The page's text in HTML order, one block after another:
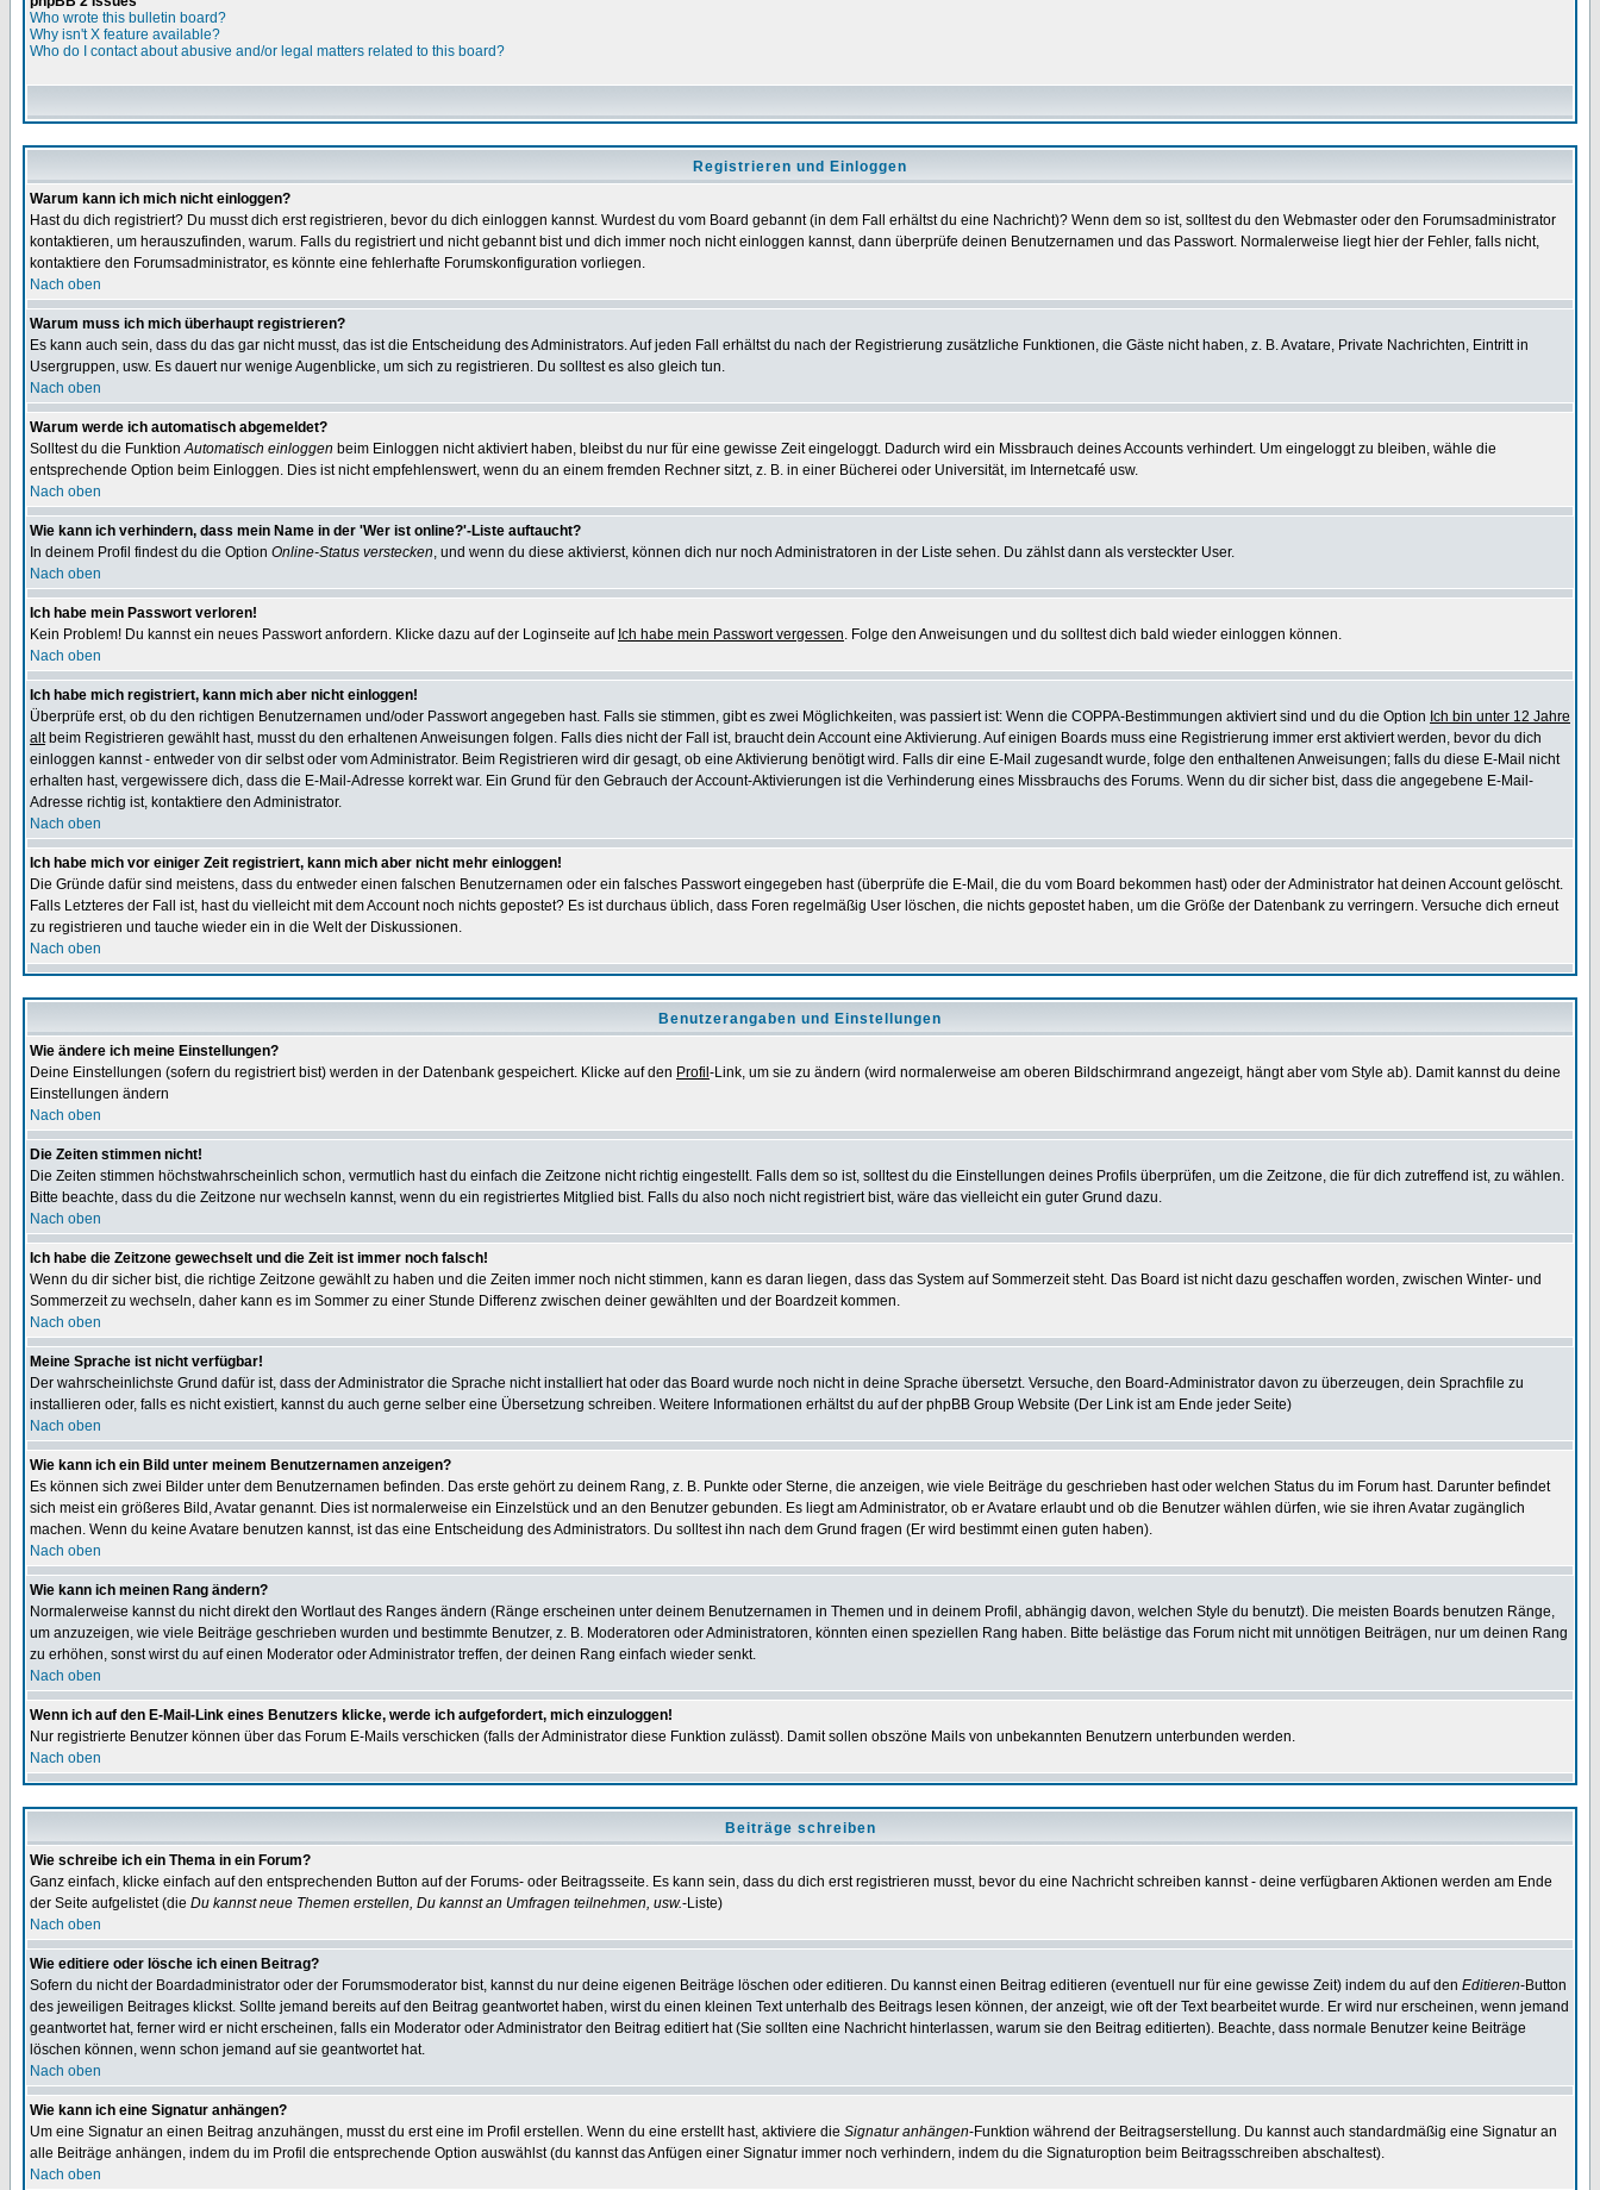
Who wrote this bulletin board?
Why isn't X feature available?
Who do I contact about abusive and/or legal matters related to this board?
Registrieren und Einloggen
Warum kann ich mich nicht einloggen?
Hast du dich registriert? Du musst dich erst registrieren, bevor du dich einloggen kannst. Wurdest du vom Board gebannt (in dem Fall erhältst du eine Nachricht)? Wenn dem so ist, solltest du den Webmaster oder den Forumsadministrator
kontaktieren, um herauszufinden, warum. Falls du registriert und nicht gebannt bist und dich immer noch nicht einloggen kannst, dann überprüfe deinen Benutzernamen und das Passwort. Normalerweise liegt hier der Fehler, falls nicht,
kontaktiere den Forumsadministrator, es könnte eine fehlerhafte Forumskonfiguration vorliegen.
Nach oben
Warum muss ich mich überhaupt registrieren?
Es kann auch sein, dass du das gar nicht musst, das ist die Entscheidung des Administrators. Auf jeden Fall erhältst du nach der Registrierung zusätzliche Funktionen, die Gäste nicht haben, z. B. Avatare, Private Nachrichten, Eintritt in
Usergruppen, usw. Es dauert nur wenige Augenblicke, um sich zu registrieren. Du solltest es also gleich tun.
Nach oben
Warum werde ich automatisch abgemeldet?
Solltest du die FunktionAutomatisch einloggen beim Einloggen nicht aktiviert haben, bleibst du nur für eine gewisse Zeit eingeloggt. Dadurch wird ein Missbrauch deines Accounts verhindert. Um eingeloggt zu bleiben, wähle die
entsprechende Option beim Einloggen. Dies ist nicht empfehlenswert, wenn du an einem fremden Rechner sitzt, z. B. in einer Bücherei oder Universität, im Internetcafé usw.
Nach oben
Wie kann ich verhindern, dass mein Name in der 'Wer ist online?'-Liste auftaucht?
In deinem Profil findest du die Option Online-Status verstecken, und wenn du diese aktivierst, können dich nur noch Administratoren in der Liste sehen. Du zählst dann als versteckter User.
Nach oben
Ich habe mein Passwort verloren!
Kein Problem! Du kannst ein neues Passwort anfordern. Klicke dazu auf der Loginseite auf Ich habe mein Passwort vergessen. Folge den Anweisungen und du solltest dich bald wieder einloggen können.
Nach oben
Ich habe mich registriert, kann mich aber nicht einloggen!
Überprüfe erst, ob du den richtigen Benutzernamen und/oder Passwort angegeben hast. Falls sie stimmen, gibt es zwei Möglichkeiten, was passiert ist: Wenn die COPPA-Bestimmungen aktiviert sind und du die Option Ich bin unter 12 Jahre
altbeim Registrieren gewählt hast, musst du den erhaltenen Anweisungen folgen. Falls dies nicht der Fall ist, braucht dein Account eine Aktivierung. Auf einigen Boards muss eine Registrierung immer erst aktiviert werden, bevor du dich
einloggen kannst - entweder von dir selbst oder vom Administrator. Beim Registrieren wird dir gesagt, ob eine Aktivierung benötigt wird. Falls dir eine E-Mail zugesandt wurde, folge den enthaltenen Anweisungen; falls du diese E-Mail nicht
erhalten hast, vergewissere dich, dass die E-Mail-Adresse korrekt war. Ein Grund für den Gebrauch der Account-Aktivierungen ist die Verhinderung eines Missbrauchs des Forums. Wenn du dir sicher bist, dass die angegebene E-Mail-
Adresse richtig ist, kontaktiere den Administrator.
Nach oben
Ich habe mich vor einiger Zeit registriert, kann mich aber nicht mehr einloggen!
Die Gründe dafür sind meistens, dass du entweder einen falschen Benutzernamen oder ein falsches Passwort eingegeben hast (überprüfe die E-Mail, die du vom Board bekommen hast) oder der Administrator hat deinen Account gelöscht.
Falls Letzteres der Fall ist, hast du vielleicht mit dem Account noch nichts gepostet? Es ist durchaus üblich, dass Foren regelmäßig User löschen, die nichts gepostet haben, um die Größe der Datenbank zu verringern. Versuche dich erneut
zu registrieren und tauche wieder ein in die Welt der Diskussionen.
Nach oben
Benutzerangaben und Einstellungen
Wie ändere ich meine Einstellungen?
Deine Einstellungen (sofern du registriert bist) werden in der Datenbank gespeichert. Klicke auf den Profil -Link, um sie zu ändern (wird normalerweise am oberen Bildschirmrand angezeigt, hängt aber vom Style ab). Damit kannst du deine
Einstellungen ändern
Nach oben
Die Zeiten stimmen nicht!
Die Zeiten stimmen höchstwahrscheinlich schon, vermutlich hast du einfach die Zeitzone nicht richtig eingestellt. Falls dem so ist, solltest du die Einstellungen deines Profils überprüfen, um die Zeitzone, die für dich zutreffend ist, zu wählen.
Bitte beachte, dass du die Zeitzone nur wechseln kannst, wenn du ein registriertes Mitglied bist. Falls du also noch nicht registriert bist, wäre das vielleicht ein guter Grund dazu.
Nach oben
Ich habe die Zeitzone gewechselt und die Zeit ist immer noch falsch!
Wenn du dir sicher bist, die richtige Zeitzone gewählt zu haben und die Zeiten immer noch nicht stimmen, kann es daran liegen, dass das System auf Sommerzeit steht. Das Board ist nicht dazu geschaffen worden, zwischen Winter- und
Sommerzeit zu wechseln, daher kann es im Sommer zu einer Stunde Differenz zwischen deiner gewählten und der Boardzeit kommen.
Nach oben
Meine Sprache ist nicht verfügbar!
Der wahrscheinlichste Grund dafür ist, dass der Administrator die Sprache nicht installiert hat oder das Board wurde noch nicht in deine Sprache übersetzt. Versuche, den Board-Administrator davon zu überzeugen, dein Sprachfile zu
installieren oder, falls es nicht existiert, kannst du auch gerne selber eine Übersetzung schreiben. Weitere Informationen erhältst du auf der phpBB Group Website (Der Link ist am Ende jeder Seite)
Nach oben
Wie kann ich ein Bild unter meinem Benutzernamen anzeigen?
Es können sich zwei Bilder unter dem Benutzernamen befinden. Das erste gehört zu deinem Rang, z. B. Punkte oder Sterne, die anzeigen, wie viele Beiträge du geschrieben hast oder welchen Status du im Forum hast. Darunter befindet
sich meist ein größeres Bild, Avatar genannt. Dies ist normalerweise ein Einzelstück und an den Benutzer gebunden. Es liegt am Administrator, ob er Avatare erlaubt und ob die Benutzer wählen dürfen, wie sie ihren Avatar zugänglich
machen. Wenn du keine Avatare benutzen kannst, ist das eine Entscheidung des Administrators. Du solltest ihn nach dem Grund fragen (Er wird bestimmt einen guten haben).
Nach oben
Wie kann ich meinen Rang ändern?
Normalerweise kannst du nicht direkt den Wortlaut des Ranges ändern (Ränge erscheinen unter deinem Benutzernamen in Themen und in deinem Profil, abhängig davon, welchen Style du benutzt). Die meisten Boards benutzen Ränge,
um anzuzeigen, wie viele Beiträge geschrieben wurden und bestimmte Benutzer, z. B. Moderatoren oder Administratoren, könnten einen speziellen Rang haben. Bitte belästige das Forum nicht mit unnötigen Beiträgen, nur um deinen Rang
zu erhöhen, sonst wirst du auf einen Moderator oder Administrator treffen, der deinen Rang einfach wieder senkt.
Nach oben
Wenn ich auf den E-Mail-Link eines Benutzers klicke, werde ich aufgefordert, mich einzuloggen!
Nur registrierte Benutzer können über das Forum E-Mails verschicken (falls der Administrator diese Funktion zulässt). Damit sollen obszöne Mails von unbekannten Benutzern unterbunden werden.
Nach oben
Beiträge schreiben
Wie schreibe ich ein Thema in ein Forum?
Ganz einfach, klicke einfach auf den entsprechenden Button auf der Forums- oder Beitragsseite. Es kann sein, dass du dich erst registrieren musst, bevor du eine Nachricht schreiben kannst - deine verfügbaren Aktionen werden am Ende
der Seite aufgelistet (die Du kannst neue Themen erstellen, Du kannst an Umfragen teilnehmen, usw.-Liste)
Nach oben
Wie editiere oder lösche ich einen Beitrag?
Sofern du nicht der Boardadministrator oder der Forumsmoderator bist, kannst du nur deine eigenen Beiträge löschen oder editieren. Du kannst einen Beitrag editieren (eventuell nur für eine gewisse Zeit) indem du auf den Editieren-Button
des jeweiligen Beitrages klickst. Sollte jemand bereits auf den Beitrag geantwortet haben, wirst du einen kleinen Text unterhalb des Beitrags lesen können, der anzeigt, wie oft der Text bearbeitet wurde. Er wird nur erscheinen, wenn jemand
geantwortet hat, ferner wird er nicht erscheinen, falls ein Moderator oder Administrator den Beitrag editiert hat (Sie sollten eine Nachricht hinterlassen, warum sie den Beitrag editierten). Beachte, dass normale Benutzer keine Beiträge
löschen können, wenn schon jemand auf sie geantwortet hat.
Nach oben
Wie kann ich eine Signatur anhängen?
Um eine Signatur an einen Beitrag anzuhängen, musst du erst eine im Profil erstellen. Wenn du eine erstellt hast, aktiviere die Signatur anhängen-Funktion während der Beitragserstellung. Du kannst auch standardmäßig eine Signatur an
alle Beiträge anhängen, indem du im Profil die entsprechende Option auswählst (du kannst das Anfügen einer Signatur immer noch verhindern, indem du die Signaturoption beim Beitragsschreiben abschaltest).
Nach oben